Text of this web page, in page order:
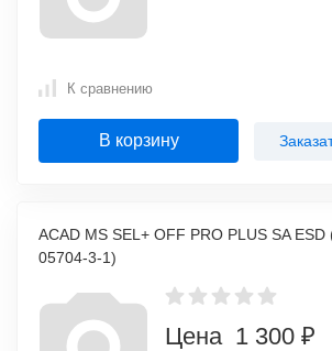
К сравнению
В корзину
ACAD MS SEL+ OFF PRO PLUS SA
05704-3-1)
Цена 1 300 ₽